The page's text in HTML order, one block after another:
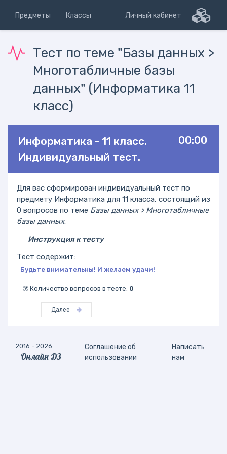
Предметы Классы Личный кабинет
Тест по теме "Базы данных >
Многотабличные базы
данных" (Информатика 11
класс)
00:00
Информатика - 11 класс.
Индивидуальный тест.
Для вас сформирован индивидуальный тест по
предмету Информатика для 11 класса, состоящий из
0 вопросов по теме Базы данных > Многотабличные
базы данных.
Инструкция к тесту
Тест содержит:
Будьте внимательны! И желаем удачи!
Количество вопросов в тесте: 0
Далее
2016 - 2026
Онлайн ДЗ
Соглашение об
использовании
Написать
нам